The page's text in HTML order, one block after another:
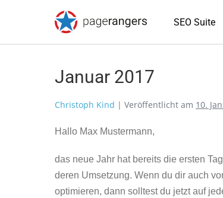
SEO Suite
Januar 2017
Christoph Kind | Veröffentlicht am 10.
Hallo Max Mustermann,
das neue Jahr hat bereits die ersten
deren Umsetzung. Wenn du dir auch
optimieren, dann solltest du jetzt auf